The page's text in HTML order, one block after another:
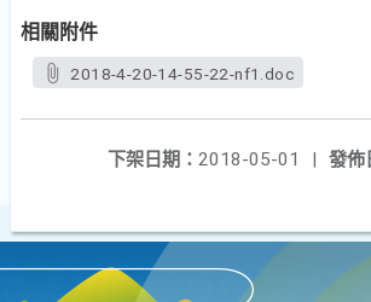
相關附件
2018-4-20-14-55-22-nf1.doc
發佈
下架日期： 2018-05-01
|